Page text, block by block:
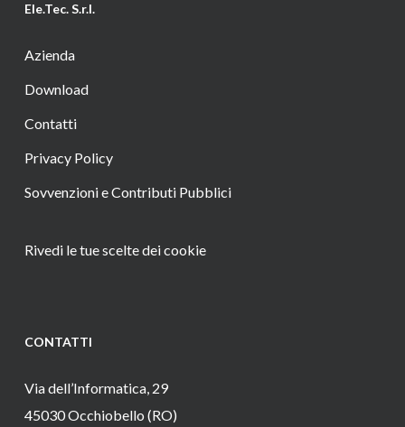
Ele.Tec. S.r.l.
Azienda
Download
Contatti
Privacy Policy
Sovvenzioni e Contributi Pubblici
Rivedi le tue scelte dei cookie
CONTATTI
Via dell’Informatica, 29
45030 Occhiobello (RO)